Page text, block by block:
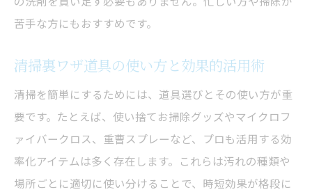
苦手な方にもおすすめです。
清掃裏ワザ道具の使い方と効果的活用術
清掃を簡単にするためには、道具選びとその使い方が重
要です。たとえば、使い捨てお掃除グッズやマイクロフ
ァイバークロス、重曹スプレーなど、プロも活用する効
率化アイテムは多く存在します。これらは汚れの種類や
場所ごとに適切に使い分けることで、時短効果が格段に